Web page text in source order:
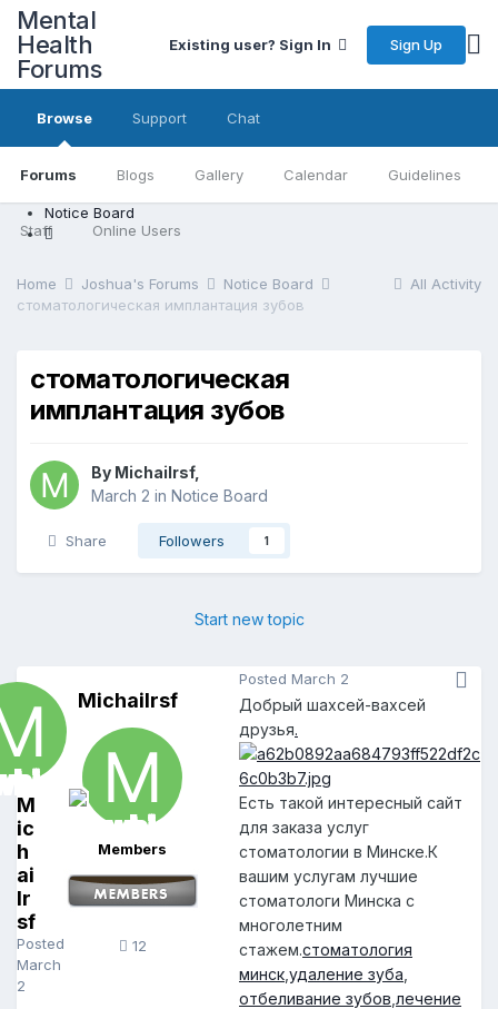
Mental
Health
Forums
Existing user? Sign In Sign Up
Browse
Forums Blogs Gallery Calendar Guidelines
Staff Online Users
Support Chat
Notice Board
All Activity
Home Joshua's Forums
Notice Board
стоматологическая имплантация зубов
стоматологическая
имплантация зубов
By Michailrsf,
March 2 in Notice Board
Share Followers 1
Start new topic
M
ic
h
ai
lr
sf
Posted
March
2
Michailrsf
Members
12
Posted March 2
Добрый шахсей-вахсей
друзья.
Есть такой интересный сайт
для заказа услуг
стоматологии в Минске.К
вашим услугам лучшие
стоматологи Минска с
многолетним
стажем.стоматология
минск удаление зуба
отбеливание зубов лечение